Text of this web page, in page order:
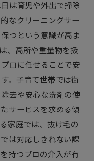
は育児や外出で掃除
なクリーニングサー
つという意識が高ま
、高所や重量物を扱
ロに任せることで安
。子育て世帯では衛
去や安心な洗剤の使
サービスを求める傾
家庭では、抜け毛の
は対応しきれない課
持つプロの介入が有